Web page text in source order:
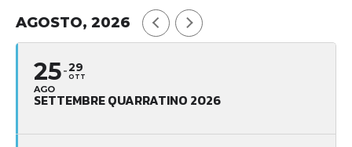
AGOSTO, 2026
25
AGO
29
OTT
SETTEMBRE QUARRATINO 2026